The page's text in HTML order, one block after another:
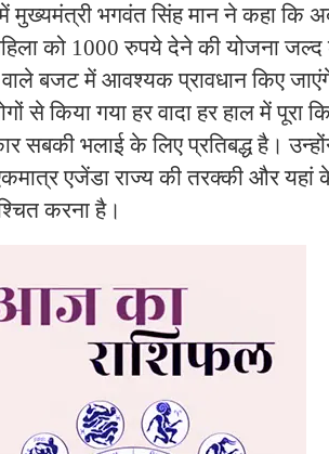
मुख्यमंत्री भगवंत सिंह मान ने कहा कि
को 1000 रुपये देने की योजना
बजट में आवश्यक प्रावधान किए
से किया गया हर वादा हर हाल में पूरा
सबकी भलाई के लिए प्रतिबद्ध है।
एजेंडा राज्य की तरक्की और यहां
करना है।